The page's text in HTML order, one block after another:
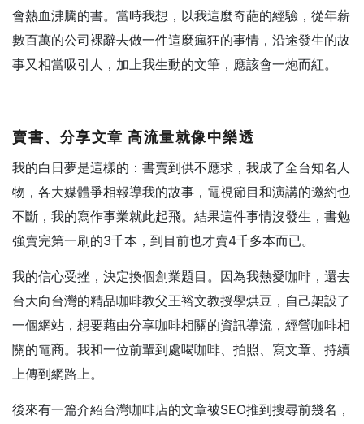
會熱血沸騰的書。當時我想，以我這麼奇葩的經驗，從年薪
數百萬的公司裸辭去做一件這麼瘋狂的事情，沿途發生的故
事又相當吸引人，加上我生動的文筆，應該會一炮而紅。
賣書、分享文章 高流量就像中樂透
我的白日夢是這樣的：書賣到供不應求，我成了全台知名人
物，各大媒體爭相報導我的故事，電視節目和演講的邀約也
不斷，我的寫作事業就此起飛。結果這件事情沒發生，書勉
強賣完第一刷的3千本，到目前也才賣4千多本而已。
我的信心受挫，決定換個創業題目。因為我熱愛咖啡，還去
台大向台灣的精品咖啡教父王裕文教授學烘豆，自己架設了
一個網站，想要藉由分享咖啡相關的資訊導流，經營咖啡相
關的電商。我和一位前輩到處喝咖啡、拍照、寫文章、持續
上傳到網路上。
後來有一篇介紹台灣咖啡店的文章被SEO推到搜尋前幾名，